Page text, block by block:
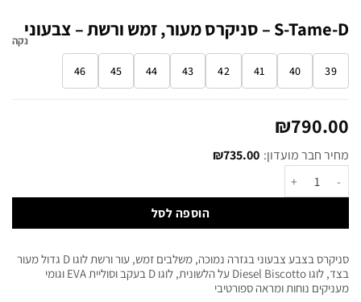
S-Tame-D – סניקרס מעור, זמש ורשת – צבעוני
39
40
41
42
43
44
45
46
נקה
₪790.00
מחיר חבר מועדון: ₪735.00
הוספה לסל
סניקרס בצבע צבעוני בגזרה נמוכה, משלבים זמש, עור ורשת לוגו D גדול מעור
בצד, לוגו Diesel Biscotto על הלשונית, לוגו D בעקב וסוליית EVA וגומי
מעניקים נוחות ומראה ספורטיבי